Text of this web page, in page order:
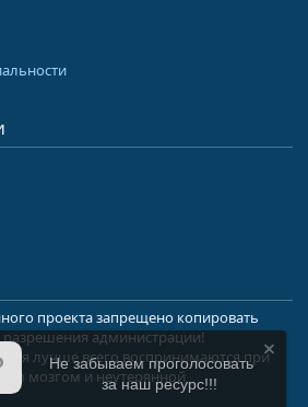
проекта запрещено копировать
разрешения администрации!
лучше всего воспринимаются при
мозгом и неутерянной
Не забываем проголосовать
за наш ресурс!!!